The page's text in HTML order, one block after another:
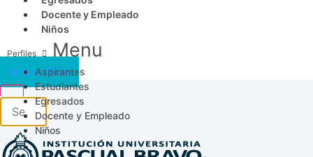
Docente y Empleado
Niños
Menu
Aspirantes
Estudiantes
Egresados
Docente y Empleado
Niños
Acceso SICAU